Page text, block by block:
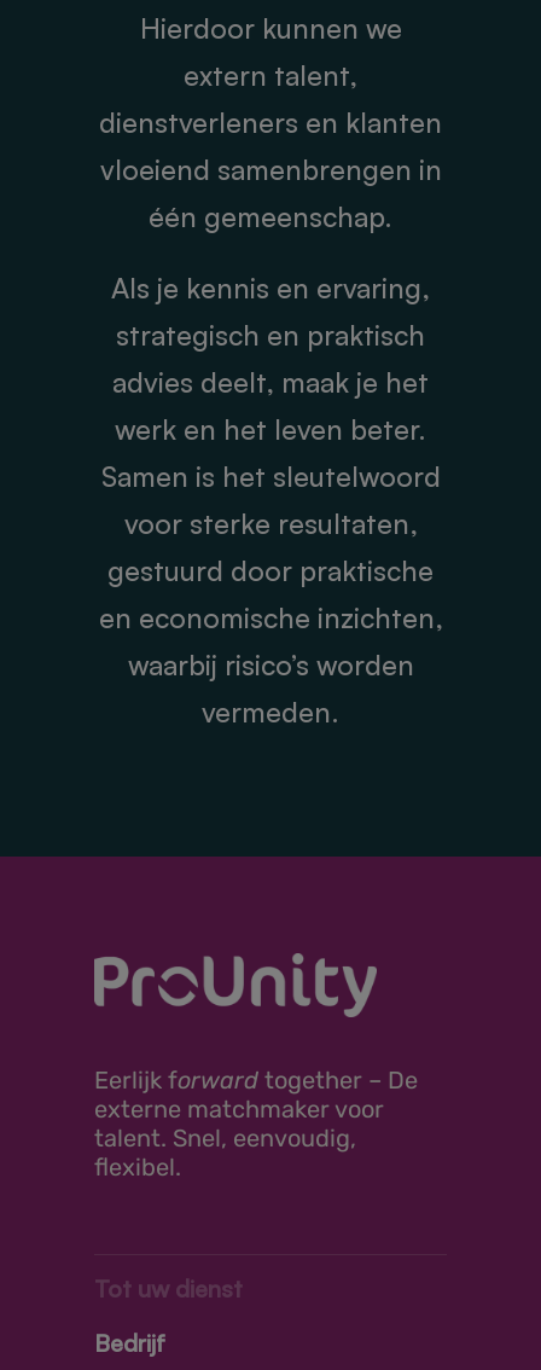
Hierdoor kunnen we
extern talent,
dienstverleners en klanten
vloeiend samenbrengen in
één gemeenschap.
Als je kennis en ervaring,
strategisch en praktisch
advies deelt, maak je het
werk en het leven beter.
Samen is het sleutelwoord
voor sterke resultaten,
gestuurd door praktische
en economische inzichten,
waarbij risico’s worden
vermeden.
Eerlijk forward together – De
externe matchmaker voor
talent. Snel, eenvoudig,
flexibel.
Tot uw dienst
Bedrijf